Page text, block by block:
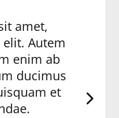
amet,
Autem
enim ab
ducimus
et